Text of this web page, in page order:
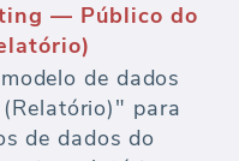
— Público do
de dados
para
de dados do